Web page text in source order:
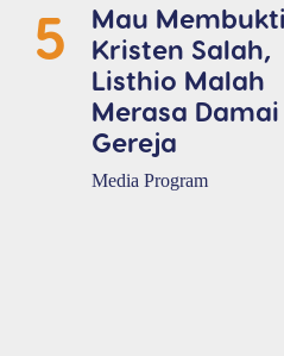
5
Mau
Kristen Salah,
Listhio Malah
Merasa
Gereja
Media Program